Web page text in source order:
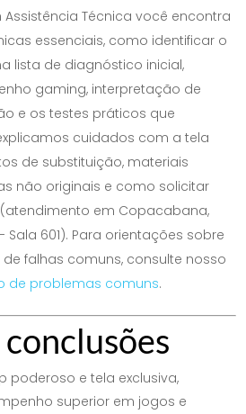
Assistência Técnica você encontra
essenciais, como identificar o
lista de diagnóstico inicial,
gaming, interpretação de
e os testes práticos que
cuidados com a tela
de substituição, materiais
não originais e como solicitar
em Copacabana,
Sala 601). Para orientações sobre
falhas comuns, consulte nosso
de problemas comuns.
poderoso e tela exclusiva,
superior em jogos e